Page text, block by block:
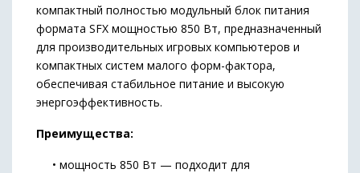
компактный полностью модульный блок питания
формата SFX мощностью 850 Вт, предназначенный
для производительных игровых компьютеров и
компактных систем малого форм-фактора,
обеспечивая стабильное питание и высокую
энергоэффективность.
Преимущества:
• мощность 850 Вт — подходит для